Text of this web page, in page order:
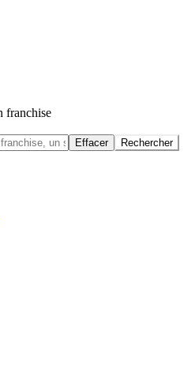
franchise
Effacer Rechercher